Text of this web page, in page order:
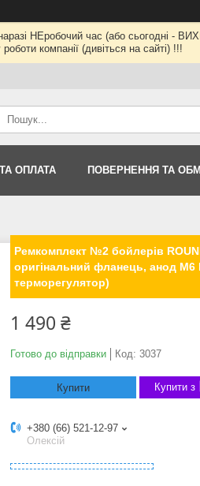
НЕробочий час (або сьогодні -
компанії (дивіться на сайті) !!!
ОПЛАТА ПОВЕРНЕННЯ ТА
Ремкомплект №2 бойлерів
оригінальний фланець, анод М6
терморегулятор)
1 490 ₴
Готово до відправки Код: 3037
Купити Купити з
+380 (66) 521-12-97
Олексій